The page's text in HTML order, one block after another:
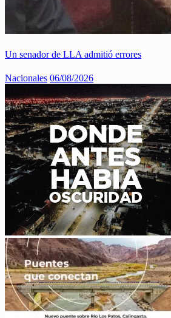
Un senador de LLA admitió errores
Nacionales 06/08/2026